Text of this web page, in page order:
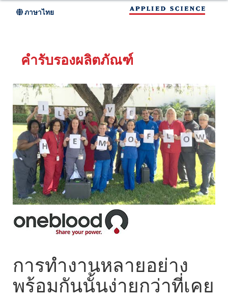
content
ภาษาไทย
คำรับรองผลิตภัณฑ์
การทำงานหลายอย่าง
พร้อมกันนั้นง่ายกว่าที่เคย